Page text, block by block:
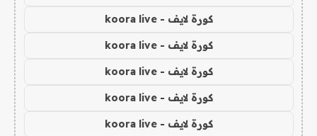
كورة لايف - koora live
كورة لايف - koora live
كورة لايف - koora live
كورة لايف - koora live
كورة لايف - koora live